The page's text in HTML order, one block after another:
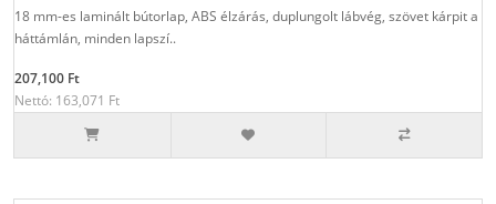
18 mm-es laminált bútorlap, ABS élzárás, duplungolt lábvég, szövet kárpit a
háttámlán, minden lapszí..
207,100 Ft
Nettó: 163,071 Ft